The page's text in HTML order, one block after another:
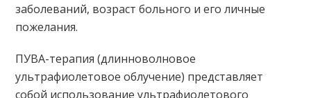
заболеваний, возраст больного и его личные
пожелания.
ПУВА-терапия (длинноволновое
ультрафиолетовое облучение) представляет
собой использование ультрафиолетового